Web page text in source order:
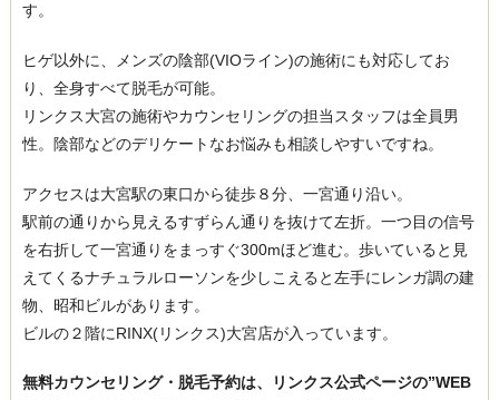
す。
ヒゲ以外に、メンズの陰部(VIOライン)の施術にも対応してお
り、全身すべて脱毛が可能。
リンクス大宮の施術やカウンセリングの担当スタッフは全員男
性。陰部などのデリケートなお悩みも相談しやすいですね。
アクセスは大宮駅の東口から徒歩８分、一宮通り沿い。
駅前の通りから見えるすずらん通りを抜けて左折。一つ目の信号
を右折して一宮通りをまっすぐ300mほど進む。歩いていると見
えてくるナチュラルローソンを少しこえると左手にレンガ調の建
物、昭和ビルがあります。
ビルの２階にRINX(リンクス)大宮店が入っています。
無料カウンセリング・脱毛予約は、リンクス公式ページの”WEB